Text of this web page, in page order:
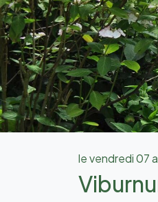
le vendredi 07